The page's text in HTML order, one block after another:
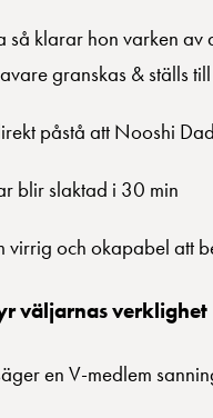
klarar hon varken av
granskas & ställs
påstå att Nooshi
blir slaktad i 30 min
virrig och okapabel att
väljarnas verklighet
en V-medlem